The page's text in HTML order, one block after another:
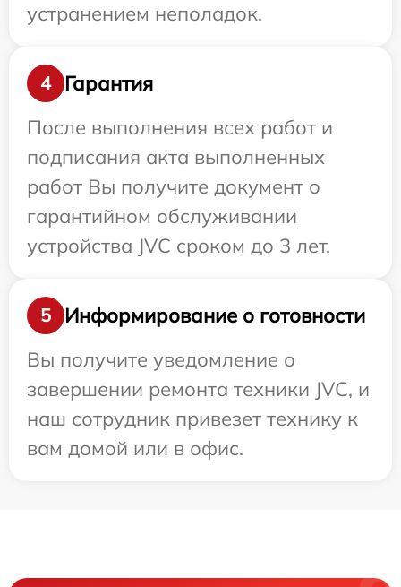
устранением неполадок.
4
Гарантия
После выполнения всех работ и
подписания акта выполненных
работ Вы получите документ о
гарантийном обслуживании
устройства JVC сроком до 3 лет.
5
Информирование о готовности
Вы получите уведомление о
завершении ремонта техники JVC, и
наш сотрудник привезет технику к
вам домой или в офис.